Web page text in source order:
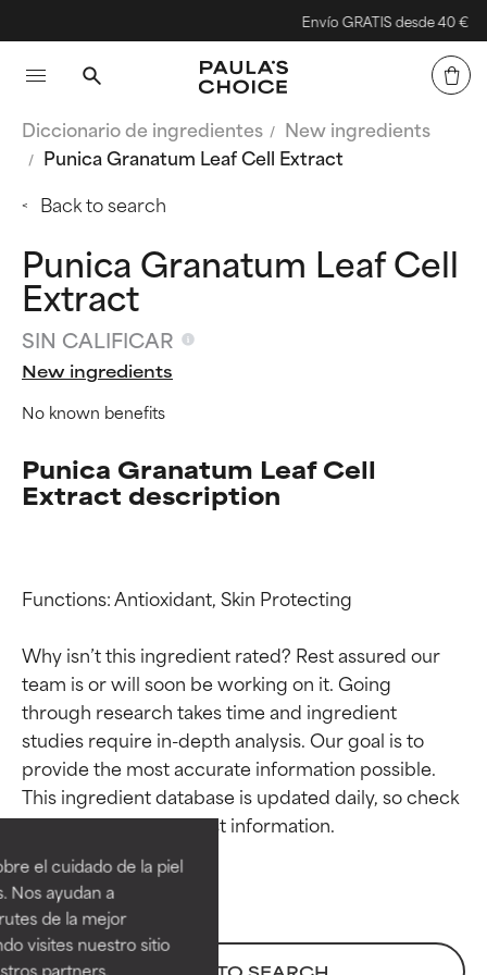
el cuidado de la piel
Nos ayudan a
de la mejor
visites nuestro sitio
partners,
Envío GRATIS desde 40 €
Diccionario de ingredientes
New ingredients
Punica Granatum Leaf Cell Extract
Back to search
Punica Granatum Leaf Cell
Extract
SIN CALIFICAR
New ingredients
No known benefits
Punica Granatum Leaf Cell
Extract description
Functions: Antioxidant, Skin Protecting
Why isn’t this ingredient rated? Rest assured our
team is or will soon be working on it. Going
through research takes time and ingredient
studies require in-depth analysis. Our goal is to
provide the most accurate information possible.
This ingredient database is updated daily, so check
Calificaciones de
ingredientes
EXCELENTE
Ingrediente sobresaliente con
beneficios reales para la piel. Su
eficacia está demostrada y
Calificaciones de
ingredientes
EXCELENTE
Ingrediente sobresaliente con
beneficios reales para la piel. Su
eficacia está demostrada y